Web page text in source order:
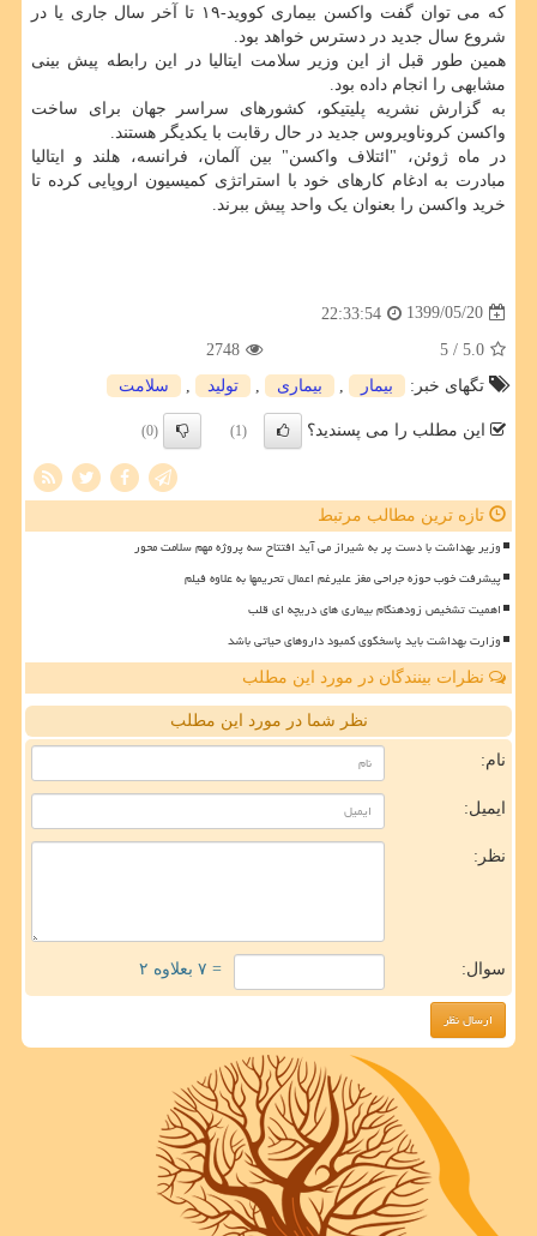
که می توان گفت واکسن بیماری کووید-۱۹ تا آخر سال جاری یا در
شروع سال جدید در دسترس خواهد بود.
همین طور قبل از این وزیر سلامت ایتالیا در این رابطه پیش بینی
مشابهی را انجام داده بود.
به گزارش نشریه پلیتیکو، کشورهای سراسر جهان برای ساخت
واکسن کروناویروس جدید در حال رقابت با یکدیگر هستند.
در ماه ژوئن، "ائتلاف واکسن" بین آلمان، فرانسه، هلند و ایتالیا
مبادرت به ادغام کارهای خود با استراتژی کمیسیون اروپایی کرده تا
خرید واکسن را بعنوان یک واحد پیش ببرند.
1399/05/20
22:33:54
5.0
/ 5
2748
تگهای خبر:
بیمار بیماری تولید سلامت
این مطلب را می پسندید؟ (1)
(0)
تازه ترین مطالب مرتبط
وزیر بهداشت با دست پر به شیراز می آید افتتاح سه پروژه مهم سلامت محور
پیشرفت خوب حوزه جراحی مغز علیرغم اعمال تحریمها به علاوه فیلم
اهمیت تشخیص زودهنگام بیماری های دریچه ای قلب
وزارت بهداشت باید پاسخگوی کمبود داروهای حیاتی باشد
نظرات بینندگان در مورد این مطلب
نظر شما در مورد این مطلب
نام:
ایمیل:
نظر:
سوال: = ۷ بعلاوه ۲